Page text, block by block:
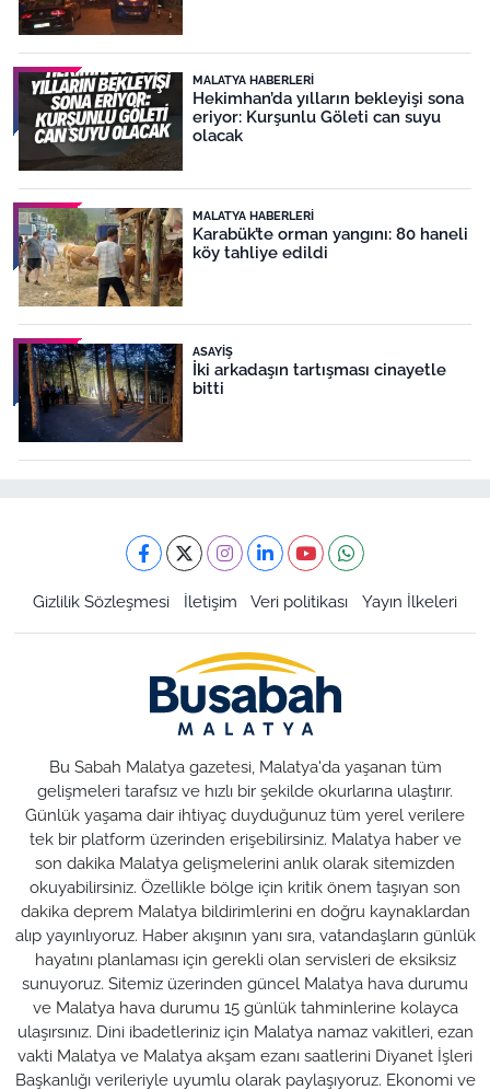
MALATYA HABERLERI
Hekimhan’da yılların bekleyişi sona
eriyor: Kurşunlu Göleti can suyu
olacak
MALATYA HABERLERI
Karabük’te orman yangını: 80 haneli
köy tahliye edildi
ASAYIŞ
İki arkadaşın tartışması cinayetle
bitti
Gizlilik Sözleşmesi İletişim Veri politikası Yayın İlkeleri
Bu Sabah Malatya gazetesi, Malatya'da yaşanan tüm
gelişmeleri tarafsız ve hızlı bir şekilde okurlarına ulaştırır.
Günlük yaşama dair ihtiyaç duyduğunuz tüm yerel verilere
tek bir platform üzerinden erişebilirsiniz. Malatya haber ve
son dakika Malatya gelişmelerini anlık olarak sitemizden
okuyabilirsiniz. Özellikle bölge için kritik önem taşıyan son
dakika deprem Malatya bildirimlerini en doğru kaynaklardan
alıp yayınlıyoruz. Haber akışının yanı sıra, vatandaşların günlük
hayatını planlaması için gerekli olan servisleri de eksiksiz
sunuyoruz. Sitemiz üzerinden güncel Malatya hava durumu
ve Malatya hava durumu 15 günlük tahminlerine kolayca
ulaşırsınız. Dini ibadetleriniz için Malatya namaz vakitleri, ezan
vakti Malatya ve Malatya akşam ezanı saatlerini Diyanet İşleri
Başkanlığı verileriyle uyumlu olarak paylaşıyoruz. Ekonomi ve